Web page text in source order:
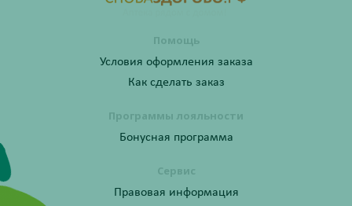
Помощь
Условия оформления заказа
Как сделать заказ
Программы лояльности
Бонусная программа
Сервис
Правовая информация